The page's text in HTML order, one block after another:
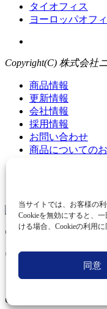
当サイトでは、お客様の
Cookieを無効にすると、
ける場合、Cookieの利用
同意
タイオフィス
ヨーロッパオフ
Copyright(C) 株式会社
商品情報
更新情報
会社情報
採用情報
お問い合わせ
商品についての
管理本部所在地
〒621-0001 京都府亀岡
Copyright(C) 株式会社ニ